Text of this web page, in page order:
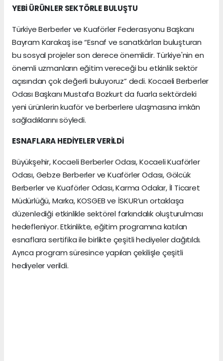
YEBİ ÜRÜNLER SEKTÖRLE BULUŞTU
Türkiye Berberler ve Kuaförler Federasyonu Başkanı
Bayram Karakaş ise “Esnaf ve sanatkârları buluşturan
bu sosyal projeler son derece önemlidir. Türkiye'nin en
önemli uzmanların eğitim vereceği bu etkinlik sektör
açısından çok değerli buluyoruz” dedi. Kocaeli Berberler
Odası Başkanı Mustafa Bozkurt da fuarla sektördeki
yeni ürünlerin kuaför ve berberlere ulaşmasına imkân
sağladıklarını söyledi.
ESNAFLARA HEDİYELER VERİLDİ
Büyükşehir, Kocaeli Berberler Odası, Kocaeli Kuaförler
Odası, Gebze Berberler ve Kuaförler Odası, Gölcük
Berberler ve Kuaförler Odası, Karma Odalar, İl Ticaret
Müdürlüğü, Marka, KOSGEB ve İSKUR’un ortaklaşa
düzenlediği etkinlikle sektörel farkındalık oluşturulması
hedefleniyor. Etkinlikte, eğitim programına katılan
esnaflara sertifika ile birlikte çeşitli hediyeler dağıtıldı.
Ayrıca program süresince yapılan çekilişle çeşitli
hediyeler verildi.